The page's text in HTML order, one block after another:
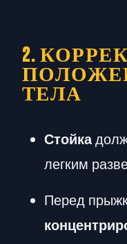
2.
ТЕЛА
Стойка
легким
Перед